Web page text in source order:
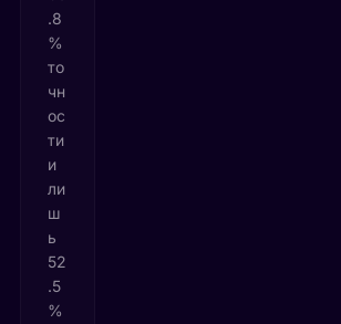
.8
%
то
чн
ос
ти
и
ли
ш
ь
52
.5
%